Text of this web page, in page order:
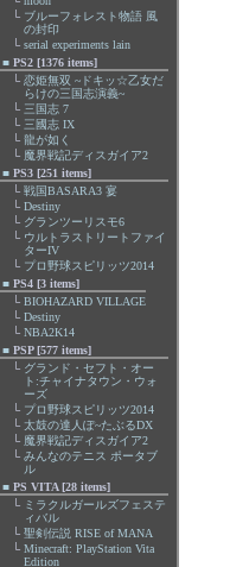
└ ブルーフォレスト物語 風
の封印
└ serial experiments lain
■PS2 [1376 items]
└ 恋姫無双 ~ドキッ☆乙女だ
らけの三国志演義~
└ 三国志 7
└ 三國志 IX
└ 龍が如く
└ 魔界戦記ディスガイア2
■PS3 [251 items]
└ 戦国BASARA3 宴
└ Destiny
└ グランツーリスモ6
└ ウルトラストリートファイ
ターIV
└ プロ野球スピリッツ2014
■PS4 [3 items]
└ BIOHAZARD VILLAGE
└ Destiny
└ NBA2K14
■PSP [577 items]
└ グランド・セフト・オー
ト:チャイナタウン・ウォ
ーズ
└ プロ野球スピリッツ2014
└ 太鼓の達人ぽ~たぶるDX
└ 魔界戦記ディスガイア2
└ みんなのテニス ポータブ
ル
■PS VITA [28 items]
└ ミラクルガールズフェステ
ィバル
└ 聖剣伝説 RISE of MANA
└ Minecraft: PlayStation Vita
Edition